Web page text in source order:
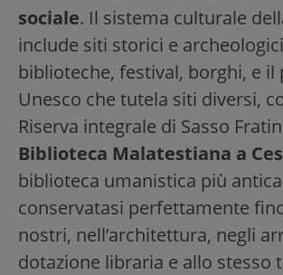
sociale. Il sistema culturale
include siti storici e
biblioteche, festival, borghi, e
Unesco che tutela siti diversi,
Riserva integrale di Sasso
Biblioteca Malatestiana a
biblioteca umanistica più antica
conservatasi perfettamente
nostri, nell’architettura, negli
dotazione libraria e allo stesso